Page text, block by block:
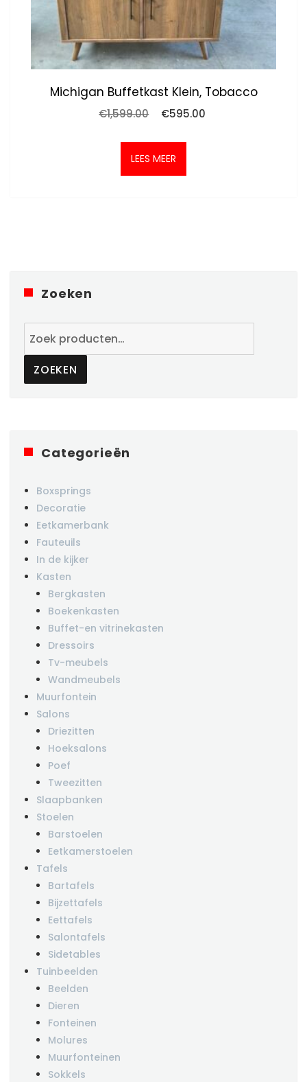
Michigan Buffetkast Klein, Tobacco
€1,599.00
Oorspronkelijke
was:
€1,599.00.
€595.00
LEES MEER
Zoeken
ZOEKEN
Categorieën
Boxsprings
Decoratie
Eetkamerbank
Fauteuils
In de kijker
Kasten
Bergkasten
Boekenkasten
Buffet-en vitrinekasten
Dressoirs
Tv-meubels
Wandmeubels
Muurfontein
Salons
Driezitten
Hoeksalons
Poef
Tweezitten
Slaapbanken
Stoelen
Barstoelen
Eetkamerstoelen
Tafels
Bartafels
Bijzettafels
Eettafels
Salontafels
Sidetables
Tuinbeelden
Beelden
Dieren
Fonteinen
Molures
Muurfonteinen
Sokkels